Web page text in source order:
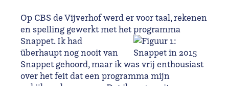
Op CBS de Vijverhof werd er voor taal, rekenen
en spelling gewerkt met het programma
Snappet.Ik had
überhaupt nog nooit van
Snappet gehoord, maar ik was vrij enthousiast
over het feit dat een programma mijn